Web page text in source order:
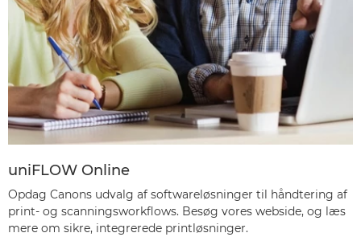
uniFLOW Online
Opdag Canons udvalg af softwareløsninger til håndtering af
print- og scanningsworkflows. Besøg vores webside, og læs
mere om sikre, integrerede printløsninger.